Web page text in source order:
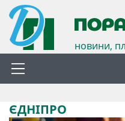
новини,
ЄДНІПРО